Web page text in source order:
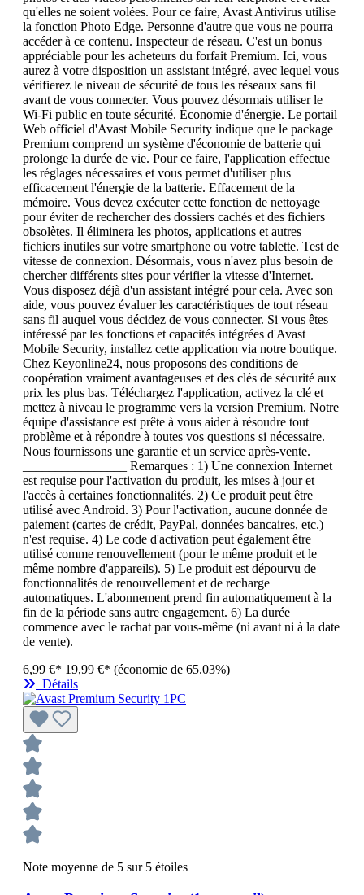
qu'elles ne soient volées. Pour ce faire, Avast Antivirus utilise
la fonction Photo Edge. Personne d'autre que vous ne pourra
accéder à ce contenu. Inspecteur de réseau. C'est un bonus
appréciable pour les acheteurs du forfait Premium. Ici, vous
aurez à votre disposition un assistant intégré, avec lequel vous
vérifierez le niveau de sécurité de tous les réseaux sans fil
avant de vous connecter. Vous pouvez désormais utiliser le
Wi-Fi public en toute sécurité. Économie d'énergie. Le portail
Web officiel d'Avast Mobile Security indique que le package
Premium comprend un système d'économie de batterie qui
prolonge la durée de vie. Pour ce faire, l'application effectue
les réglages nécessaires et vous permet d'utiliser plus
efficacement l'énergie de la batterie. Effacement de la
mémoire. Vous devez exécuter cette fonction de nettoyage
pour éviter de rechercher des dossiers cachés et des fichiers
obsolètes. Il éliminera les photos, applications et autres
fichiers inutiles sur votre smartphone ou votre tablette. Test de
vitesse de connexion. Désormais, vous n'avez plus besoin de
chercher différents sites pour vérifier la vitesse d'Internet.
Vous disposez déjà d'un assistant intégré pour cela. Avec son
aide, vous pouvez évaluer les caractéristiques de tout réseau
sans fil auquel vous décidez de vous connecter. Si vous êtes
intéressé par les fonctions et capacités intégrées d'Avast
Mobile Security, installez cette application via notre boutique.
Chez Keyonline24, nous proposons des conditions de
coopération vraiment avantageuses et des clés de sécurité aux
prix les plus bas. Téléchargez l'application, activez la clé et
mettez à niveau le programme vers la version Premium. Notre
équipe d'assistance est prête à vous aider à résoudre tout
problème et à répondre à toutes vos questions si nécessaire.
Nous fournissons une garantie et un service après-vente.
________________ Remarques : 1) Une connexion Internet
est requise pour l'activation du produit, les mises à jour et
l'accès à certaines fonctionnalités. 2) Ce produit peut être
utilisé avec Android. 3) Pour l'activation, aucune donnée de
paiement (cartes de crédit, PayPal, données bancaires, etc.)
n'est requise. 4) Le code d'activation peut également être
utilisé comme renouvellement (pour le même produit et le
même nombre d'appareils). 5) Le produit est dépourvu de
fonctionnalités de renouvellement et de recharge
automatiques. L'abonnement prend fin automatiquement à la
fin de la période sans autre engagement. 6) La durée
commence avec le rachat par vous-même (ni avant ni à la date
de vente).
6,99 €* 19,99 €* (économie de 65.03%)
Détails
Note moyenne de 5 sur 5 étoiles